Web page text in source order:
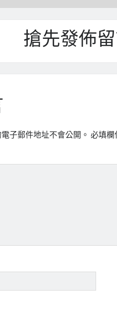
搶先發佈留
子郵件地址不會公開。 必填